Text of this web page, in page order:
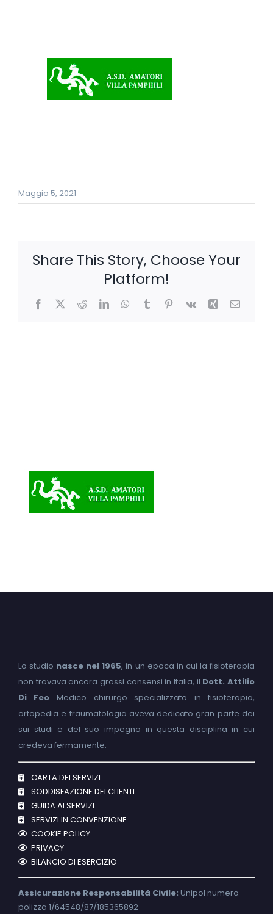
Fisioterapia
Contatti
Maggio 5, 2021
Share This Story, Choose Your
Platform!
Facebook
X RedditLinkedInWhatsApp
TumblrPinterest
Vk Xing Email
Lo studio nasce nel 1965, in un epoca in cui la fisioterapia
non trovava ancora grossi consensi in Italia, il Dott. Attilio
Di Feo Medico chirurgo specializzato in fisioterapia,
ortopedia e traumatologia aveva dedicato gran parte dei
sui studi e del suo impegno in questa disciplina in cui
credeva fermamente.
CARTA DEI SERVIZI
SODDISFAZIONE DEI CLIENTI
GUIDA AI SERVIZI
SERVIZI IN CONVENZIONE
COOKIE POLICY
PRIVACY
BILANCIO DI ESERCIZIO
Assicurazione Responsabilità Civile: Unipol numero
polizza 1/64548/87/185365892